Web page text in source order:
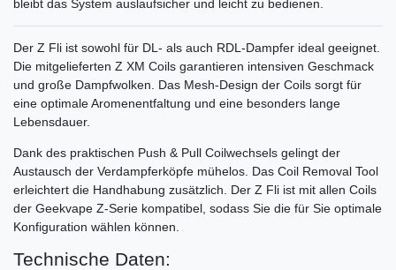
bleibt das System auslaufsicher und leicht zu bedienen.
Der Z Fli ist sowohl für DL- als auch RDL-Dampfer ideal geeignet.
Die mitgelieferten Z XM Coils garantieren intensiven Geschmack
und große Dampfwolken. Das Mesh-Design der Coils sorgt für
eine optimale Aromenentfaltung und eine besonders lange
Lebensdauer.
Dank des praktischen Push & Pull Coilwechsels gelingt der
Austausch der Verdampferköpfe mühelos. Das Coil Removal Tool
erleichtert die Handhabung zusätzlich. Der Z Fli ist mit allen Coils
der Geekvape Z-Serie kompatibel, sodass Sie die für Sie optimale
Konfiguration wählen können.
Technische Daten: